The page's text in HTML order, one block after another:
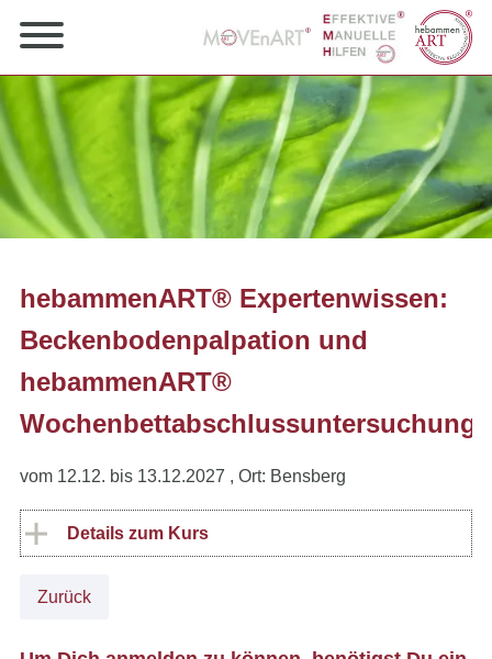
hebammenART® Expertenwissen:
Beckenbodenpalpation und
hebammenART®
Wochenbettabschlussuntersuchung
vom 12.12. bis 13.12.2027 , Ort: Bensberg
Details zum Kurs
Zurück